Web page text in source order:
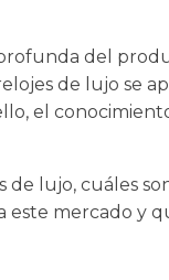
del
de lujo se
el
lujo, cuáles
este mercado y